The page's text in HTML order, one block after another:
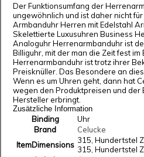
Der Funktionsumfang der
ungewöhnlich und ist daher nicht
Armbanduhr Herren mit Edelstahl
Skelettierte Luxusuhren Business
Analoguhr Herrenarmbanduhr ist
Billiguhr, mit der man die Zeit fest im
Herrenarmbanduhr ist trotz ihrer
Preisknüller. Das Besondere an
Wenn es um Uhren geht, dann hat
wegen den Produktpreisen und der
Hersteller erbringt.
Zusätzliche Information
Binding
Uhr
Brand
Celucke
ItemDimensions 315, Hundertstel
315, Hundertstel